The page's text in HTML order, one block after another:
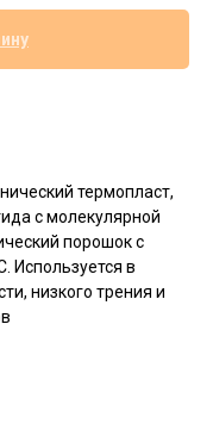
термопласт,
с молекулярной
порошок с
Используется в
низкого трения и